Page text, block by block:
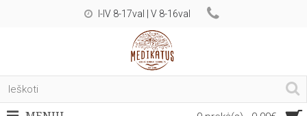
I-IV 8-17val | V 8-16val